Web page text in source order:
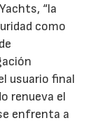
“la
como
usuario final
renueva el
enfrenta a